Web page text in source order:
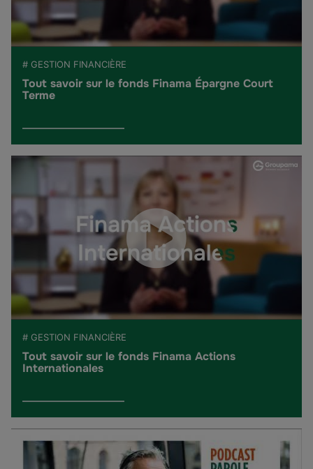
# GESTION FINANCIÈRE
Tout savoir sur le fonds Finama Épargne Court
Terme
# GESTION FINANCIÈRE
Tout savoir sur le fonds Finama Actions
Internationales